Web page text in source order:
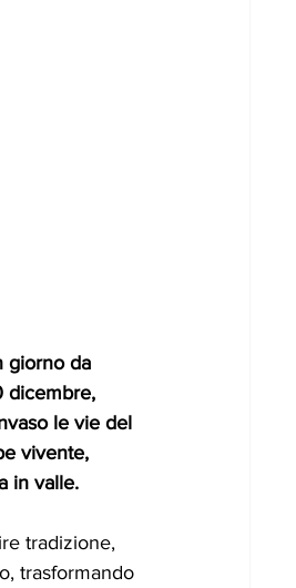
giorno da
dicembre,
le vie del
vivente,
in valle.
tradizione,
trasformando